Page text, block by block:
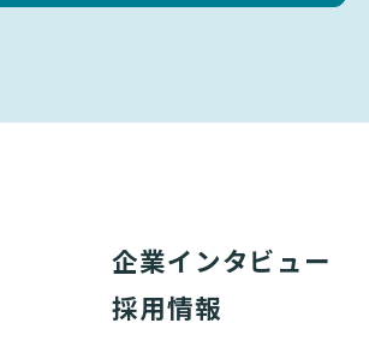
企業インタビュー
採用情報